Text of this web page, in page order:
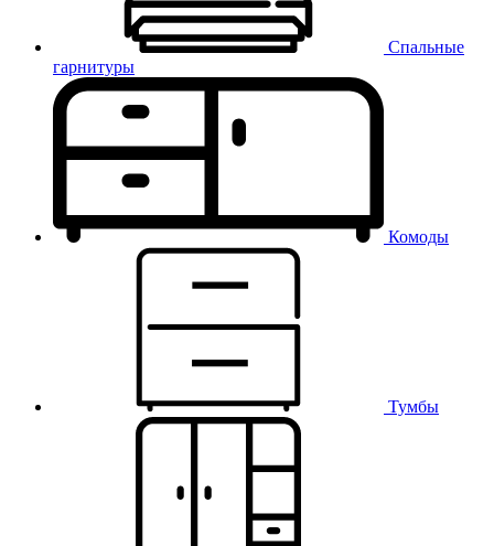
Спальные
гарнитуры
Комоды
Тумбы